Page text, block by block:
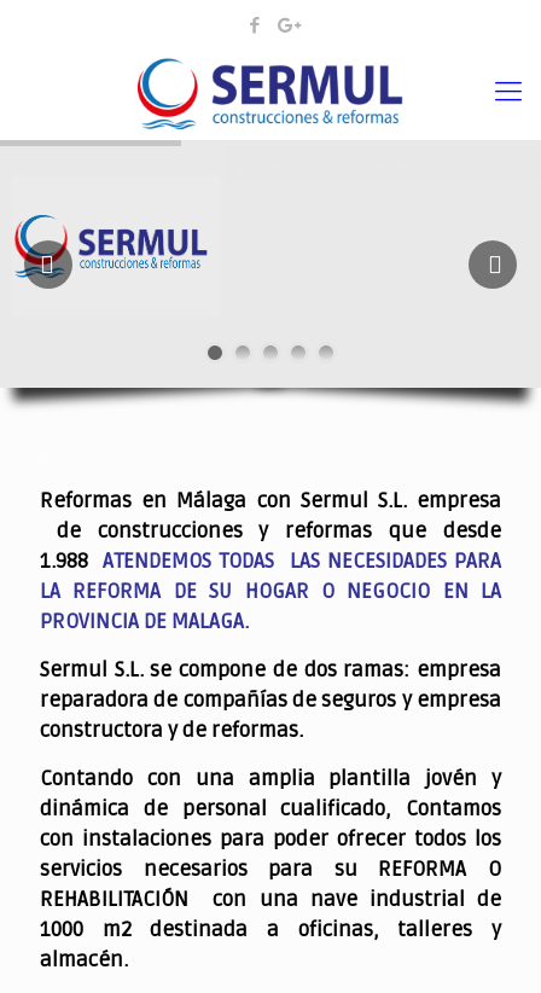
Reformas en Málaga con Sermul S.L. empresa
de construcciones y reformas que desde
1.988ATENDEMOS TODAS LAS NECESIDADES PARA
LA REFORMA DE SU HOGAR O NEGOCIO EN LA
PROVINCIA DE MALAGA.
Sermul S.L. se compone de dos ramas: empresa
reparadora de compañías de seguros y empresa
constructora y de reformas.
Contando con una amplia plantilla jovén y
dinámica de personal cualificado, Contamos
con instalaciones para poder ofrecer todos los
servicios necesarios para su REFORMA O
REHABILITACIÓN con una nave industrial de
1000 m2 destinada a oficinas, talleres y
almacén.